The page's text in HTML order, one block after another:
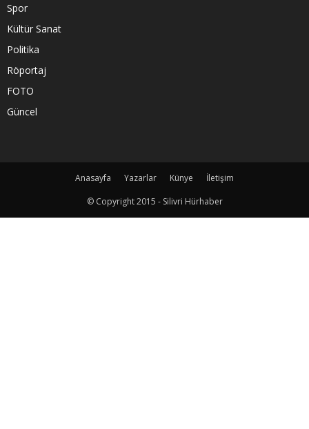
Spor
Kültür Sanat
Politika
Röportaj
FOTO
Güncel
Anasayfa Yazarlar Künye
İletişim
© Copyright 2015 - Silivri Hürhaber